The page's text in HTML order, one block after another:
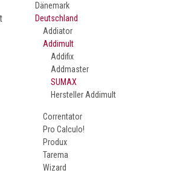
Dänemark
Deutschland
Addiator
Addimult
Addifix
Addmaster
SUMAX
Hersteller Addimult
Correntator
Pro Calculo!
Produx
Tarema
Wizard